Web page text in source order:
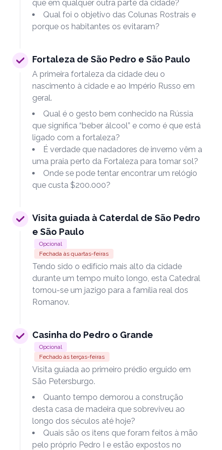
que em qualquer outra parte da cidade?
Qual foi o objetivo das Colunas Rostrais e
porque os habitantes os evitaram?
Fortaleza de São Pedro e São Paulo
A primeira fortaleza da cidade deu o
nascimento à cidade e ao Império Russo em
geral.
Qual é o gesto bem conhecido na Rússia
que significa “beber álcool” e como é que está
ligado com a fortaleza?
É verdade que nadadores de inverno vêm a
uma praia perto da Fortaleza para tomar sol?
Onde se pode tentar encontrar um relógio
que custa $200.000?
Visita guiada à Caterdal de São Pedro
e São Paulo
Opcional
Fechada às quartas-feiras
Tendo sido o edifício mais alto da cidade
durante um tempo muito longo, esta Catedral
tornou-se um jazigo para a família real dos
Romanov.
Casinha do Pedro o Grande
Opcional
Fechado às terças-feiras
Visita guiada ao primeiro prédio erguido em
São Petersburgo.
Quanto tempo demorou a construção
desta casa de madeira que sobreviveu ao
longo dos séculos até hoje?
Quais são os itens que foram feitos à mão
pelo próprio Pedro I e estão expostos no